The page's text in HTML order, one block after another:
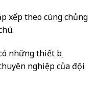
xếp theo cùng chủng
những thiết bị
nghiệp của đội